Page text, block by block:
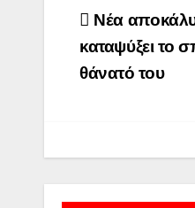
άρθρων
Νέα
καταψύξει το
θάνατό του